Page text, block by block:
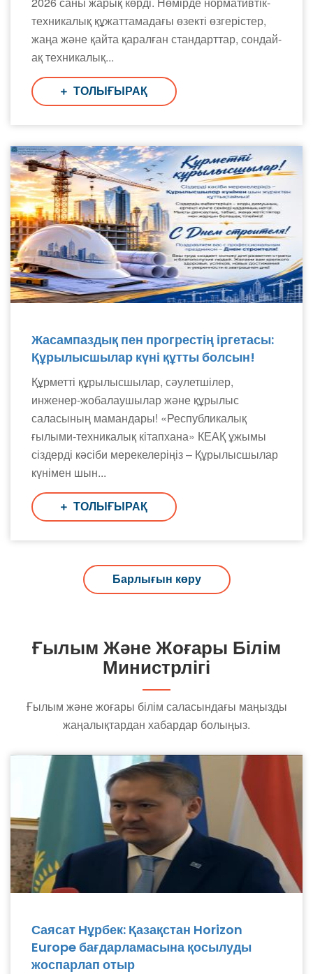
техникалық құжаттамадағы өзекті өзгерістер,
жаңа және қайта қаралған стандарттар, сондай-
ақ техникалық...
ТОЛЫҒЫРАҚ
Жасампаздық пен прогрестің іргетасы:
Құрылысшылар күні құтты болсын!
Құрметті құрылысшылар, сәулетшілер,
инженер-жобалаушылар және құрылыс
саласының мамандары! «Республикалық
ғылыми-техникалық кітапхана» КЕАҚ ұжымы
сіздерді кәсіби мерекелеріңіз – Құрылысшылар
күнімен шын...
ТОЛЫҒЫРАҚ
Барлығын көру
Ғылым Және Жоғары Білім
Министрлігі
Ғылым және жоғары білім саласындағы маңызды
жаңалықтардан хабардар болыңыз.
Саясат Нұрбек: Қазақстан Horizon
Europe бағдарламасына қосылуды
жоспарлап отыр